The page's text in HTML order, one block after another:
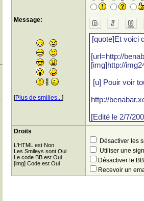
Message:
[Plus de smilies...]
Droits
L'HTML est Non
Les Smileys sont Oui
Le code BB est Oui
[img] Code est Oui
Désactiver les
Utiliser une
Désactiver le
Recevoir un